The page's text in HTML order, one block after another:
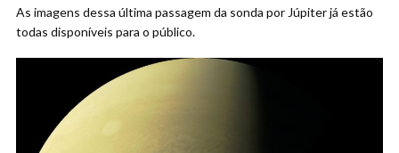
As imagens dessa última passagem da sonda por Júpiter já estão
todas disponíveis para o público.